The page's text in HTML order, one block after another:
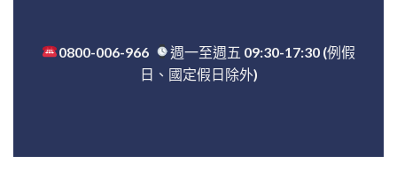
0800-006-966 週一至週五 09:30-17:30 (例假
日、國定假日除外)